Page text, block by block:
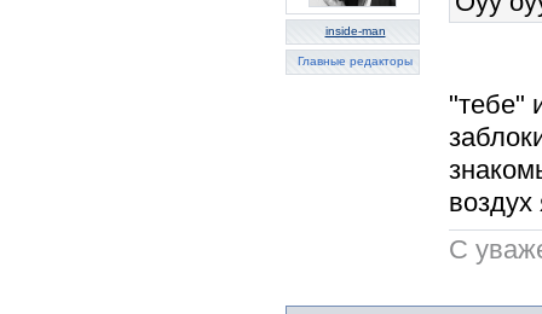
inside-man
Главные редакторы
"тебе"
C